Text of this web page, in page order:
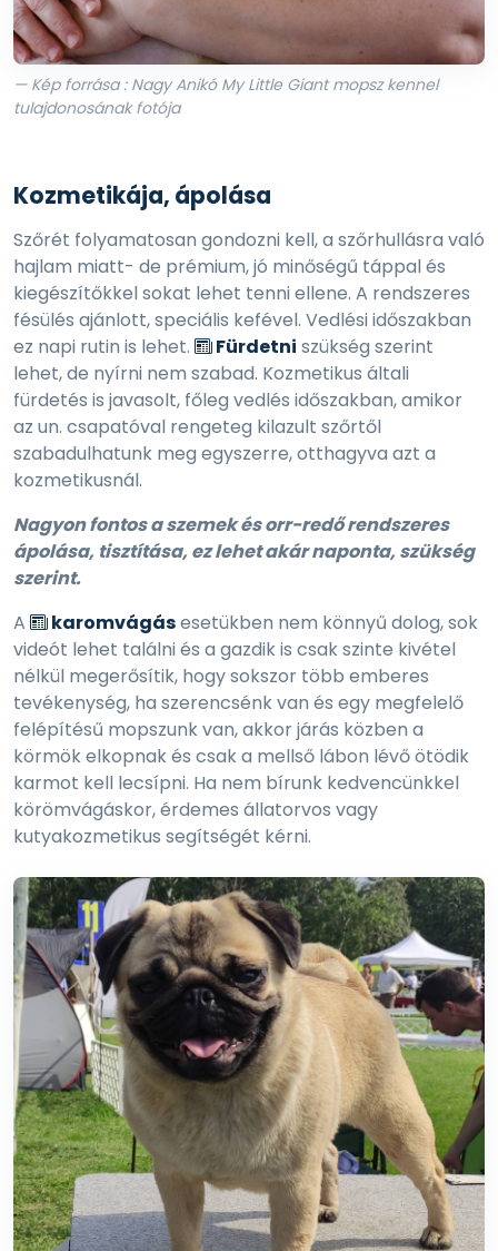
— Kép forrása : Nagy Anikó My Little Giant mopsz kennel
tulajdonosának fotója
Kozmetikája, ápolása
Szőrét folyamatosan gondozni kell, a szőrhullásra való
hajlam miatt- de prémium, jó minőségű táppal és
kiegészítőkkel sokat lehet tenni ellene. A rendszeres
fésülés ajánlott, speciális kefével. Vedlési időszakban
ez napi rutin is lehet.
Fürdetni szükség szerint
lehet, de nyírni nem szabad. Kozmetikus általi
fürdetés is javasolt, főleg vedlés időszakban, amikor
az un. csapatóval rengeteg kilazult szőrtől
szabadulhatunk meg egyszerre, otthagyva azt a
kozmetikusnál.
Nagyon fontos a szemek és orr-redő rendszeres
ápolása, tisztítása, ez lehet akár naponta, szükség
szerint.
A
karomvágásesetükben nem könnyű dolog, sok
videót lehet találni és a gazdik is csak szinte kivétel
nélkül megerősítik, hogy sokszor több emberes
tevékenység, ha szerencsénk van és egy megfelelő
felépítésű mopszunk van, akkor járás közben a
körmök elkopnak és csak a mellső lábon lévő ötödik
karmot kell lecsípni. Ha nem bírunk kedvencünkkel
körömvágáskor, érdemes állatorvos vagy
kutyakozmetikus segítségét kérni.